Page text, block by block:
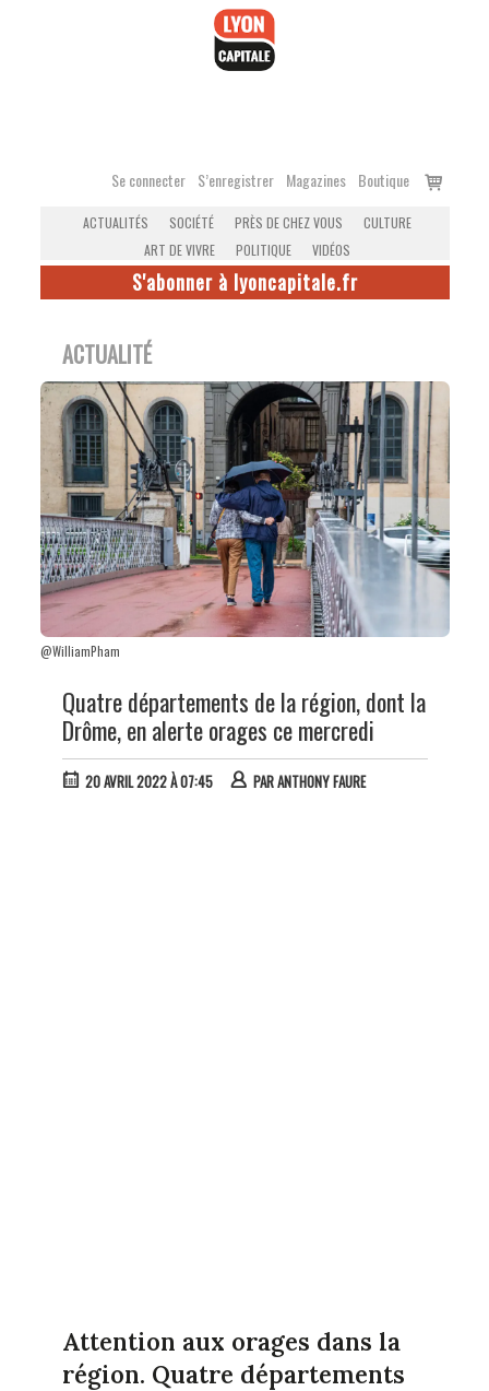
Se connecter S’enregistrer Magazines Boutique
Voir
ACTUALITÉS SOCIÉTÉ PRÈS DE CHEZ VOUS
CULTURE
ART DE VIVRE
POLITIQUE VIDÉOS
S'abonner à lyoncapitale.fr
ACTUALITÉ
@WilliamPham
Quatre départements de la région, dont la
Drôme, en alerte orages ce mercredi
20 AVRIL 2022 À 07:45 PARANTHONY FAURE
Attention aux orages dans la
région. Quatre départements